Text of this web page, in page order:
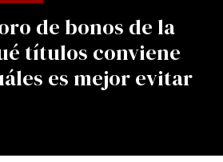
de bonos de la
títulos conviene
es mejor evitar